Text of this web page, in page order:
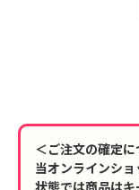
＜ご注文の確定に
当オンラインシ